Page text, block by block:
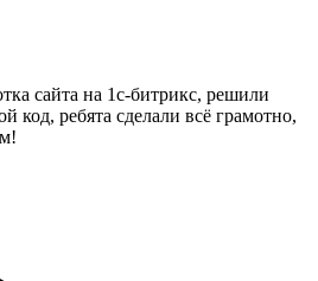
сайта на 1с-битрикс, решили
код, ребята сделали всё грамотно,